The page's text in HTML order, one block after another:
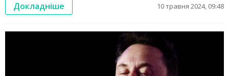
Докладніше 10 травня 2024, 09:48